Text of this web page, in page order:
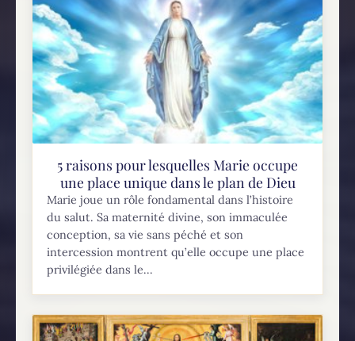
5 raisons pour lesquelles Marie occupe
une place unique dans le plan de Dieu
Marie joue un rôle fondamental dans l’histoire
du salut. Sa maternité divine, son immaculée
conception, sa vie sans péché et son
intercession montrent qu’elle occupe une place
privilégiée dans le...